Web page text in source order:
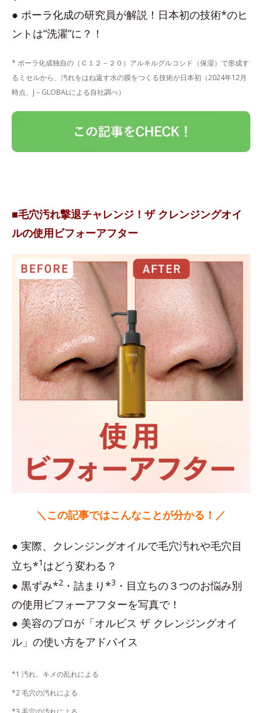
● ポーラ化成の研究員が解説！日本初の技術*のヒ
ントは“洗濯”に？！
* ポーラ化成独自の（Ｃ１２－２０）アルキルグルコシド（保湿）で形成す
るミセルから、汚れをはね返す水の膜をつくる技術が日本初（2024年12月
時点、J－GLOBALによる自社調べ）
■毛穴汚れ撃退チャレンジ！ザ クレンジングオイ
ルの使用ビフォーアフター
＼この記事ではこんなことが分かる！／
● 実際、クレンジングオイルで毛穴汚れや毛穴目
立ち*1 はどう変わる？
● 黒ずみ*2 ・詰まり*3 ・目立ちの３つのお悩み別
の使用ビフォーアフターを写真で！
● 美容のプロが「オルビス ザ クレンジングオイ
ル」の使い方をアドバイス
*1 汚れ、キメの乱れによる
*2 毛穴の汚れによる